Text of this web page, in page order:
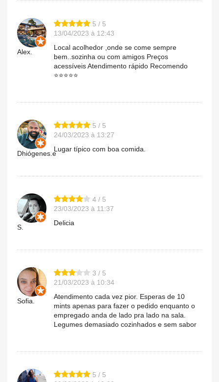
Alex.
5 / 5
13/04/2023 à 12:43
Local acolhedor ,onde se come sempre
bem..sozinha ou com amigos Preços
acessíveis Atendimento rápido Recomendo
⭐⭐⭐⭐⭐
Dhiógenes.e
5 / 5
24/03/2023 à 13:27
Lugar típico com boa comida.
S.
4 / 5
23/03/2023 à 11:37
Delicia
Sofia.
3 / 5
21/03/2023 à 10:34
Atendimento cada vez pior. Esperas de 10
mints apenas para fazer o pedido enquanto o
empregado anda de lado pra lado na sala.
Legumes demasiado cozinhados e sem sabor
5 / 5